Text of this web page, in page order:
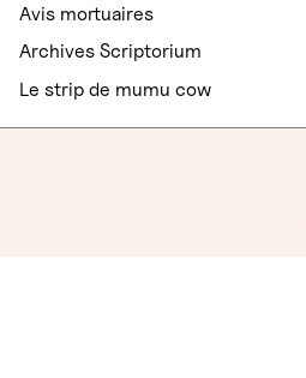
Avis mortuaires
Archives Scriptorium
Le strip de mumu cow